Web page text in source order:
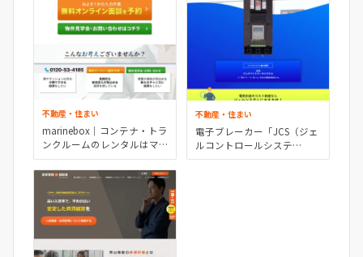
不動産・住まい
marinebox｜コンテナ・トラ
ンクルームのレンタルはマ
リンボックス
不動産・住まい
電子ブレーカー「JCS（ジェ
ルコントロールシステ
ム）」｜株式会社ジェルシ